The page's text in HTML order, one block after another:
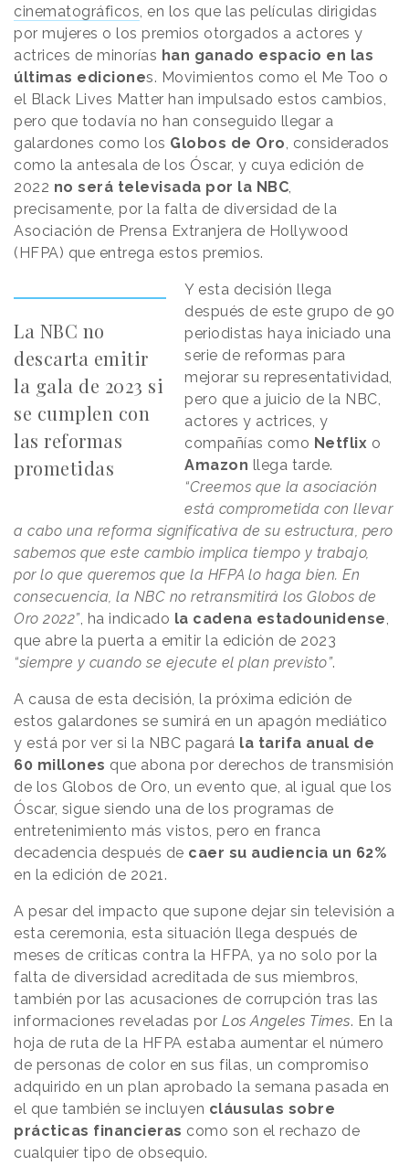
cinematográficos , en los que las películas dirigidas
por mujeres o los premios otorgados a actores y
actrices de minorías han ganado espacio en las
últimas ediciones. Movimientos como el Me Too o
el Black Lives Matter han impulsado estos cambios,
pero que todavía no han conseguido llegar a
galardones como los Globos de Oro , considerados
como la antesala de los Óscar, y cuya edición de
2022 no será televisada por la NBC
precisamente, por la falta de diversidad de la
Asociación de Prensa Extranjera de Hollywood
(HFPA) que entrega estos premios.
La NBC no
descarta emitir
la gala de 2023 si
se cumplen con
las reformas
prometidas
Y esta decisión llega
después de este grupo de 90
periodistas haya iniciado una
serie de reformas para
mejorar su representatividad,
pero que a juicio de la NBC,
actores y actrices, y
compañías como Netflix o
Amazon llega tarde.
“Creemos que la asociación
está comprometida con llevar
a cabo una reforma significativa de su estructura, pero
sabemos que este cambio implica tiempo y trabajo,
por lo que queremos que la HFPA lo haga bien. En
consecuencia, la NBC no retransmitirá los Globos de
Oro 2022”, ha indicado la cadena estadounidense
que abre la puerta a emitir la edición de 2023
“siempre y cuando se ejecute el plan previsto”.
A causa de esta decisión, la próxima edición de
estos galardones se sumirá en un apagón mediático
y está por ver si la NBC pagará la tarifa anual de
60 millones que abona por derechos de transmisión
de los Globos de Oro, un evento que, al igual que los
Óscar, sigue siendo una de los programas de
entretenimiento más vistos, pero en franca
decadencia después de caer su audiencia un 62%
en la edición de 2021.
A pesar del impacto que supone dejar sin televisión a
esta ceremonia, esta situación llega después de
meses de críticas contra la HFPA, ya no solo por la
falta de diversidad acreditada de sus miembros,
también por las acusaciones de corrupción tras las
informaciones reveladas por Los Angeles Times. En la
hoja de ruta de la HFPA estaba aumentar el número
de personas de color en sus filas, un compromiso
adquirido en un plan aprobado la semana pasada en
el que también se incluyen cláusulas sobre
prácticas financieras como son el rechazo de
cualquier tipo de obsequio.